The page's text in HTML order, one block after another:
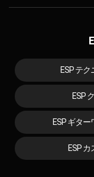
ESP テ
ESP
ESP ギタ
ESP